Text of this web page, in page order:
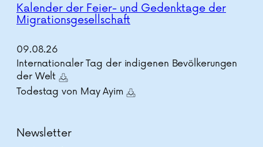
Kalender der Feier- und Gedenktage der
Migrationsgesellschaft
09.08.26
Internationaler Tag der indigenen Bevölkerungen
der Welt
Todestag von May Ayim
Newsletter